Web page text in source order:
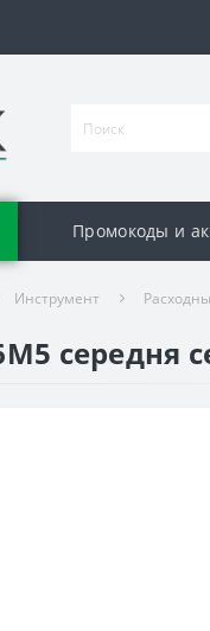
Промокоды и
Инструмент
середня